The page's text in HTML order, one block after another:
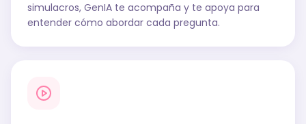
simulacros, GenIA te acompaña y te apoya para
entender cómo abordar cada pregunta.